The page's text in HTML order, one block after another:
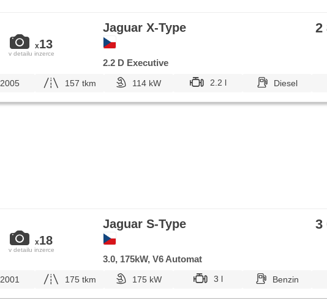
x13
v detailu inzerce
Jaguar X-Type 2
2.2 D Executive
2005 157 tkm 114 kW 2.2 l Diesel
x18
v detailu inzerce
Jaguar S-Type 3
3.0, 175kW, V6 Automat
2001 175 tkm 175 kW 3 l Benzin